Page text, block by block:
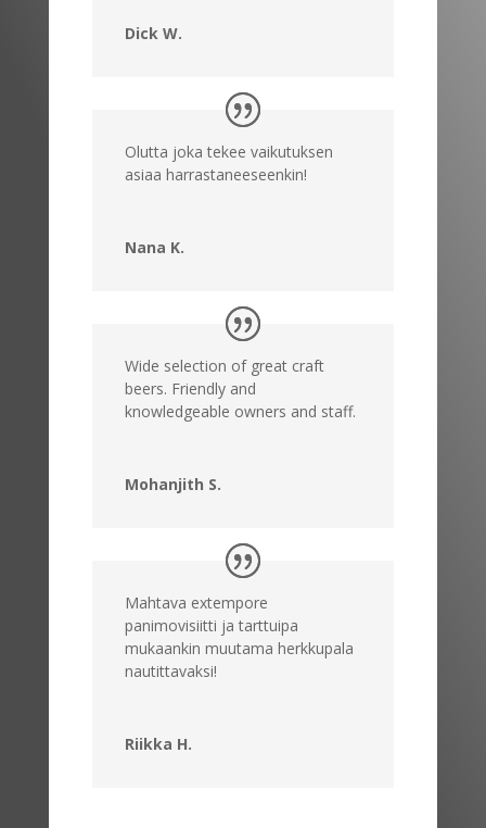
Dick W.
Olutta joka tekee vaikutuksen
asiaa harrastaneeseenkin!
Nana K.
Wide selection of great craft
beers. Friendly and
knowledgeable owners and staff.
Mohanjith S.
Mahtava extempore
panimovisiitti ja tarttuipa
mukaankin muutama herkkupala
nautittavaksi!
Riikka H.